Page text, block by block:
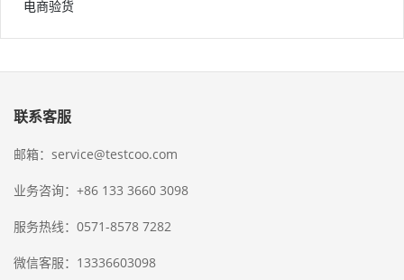
电商验货
联系客服
邮箱：service@testcoo.com
业务咨询：+86 133 3660 3098
服务热线：0571-8578 7282
微信客服：13336603098